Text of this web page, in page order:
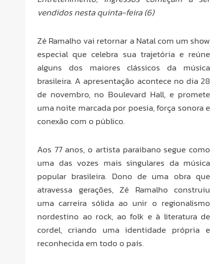
vendidos nesta quinta-feira (6)
Zé Ramalho vai retornar a Natal com um show
especial que celebra sua trajetória e reúne
alguns dos maiores clássicos da música
brasileira. A apresentação acontece no dia 28
de novembro, no Boulevard Hall, e promete
uma noite marcada por poesia, força sonora e
conexão com o público.
Aos 77 anos, o artista paraibano segue como
uma das vozes mais singulares da música
popular brasileira. Dono de uma obra que
atravessa gerações, Zé Ramalho construiu
uma carreira sólida ao unir o regionalismo
nordestino ao rock, ao folk e à literatura de
cordel, criando uma identidade própria e
reconhecida em todo o país.